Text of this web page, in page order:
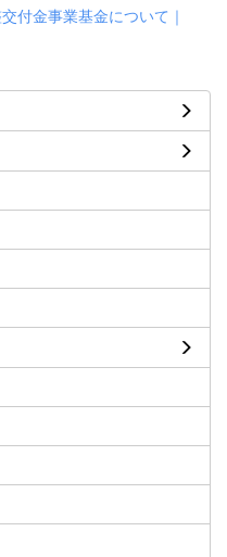
付金事業基金について｜